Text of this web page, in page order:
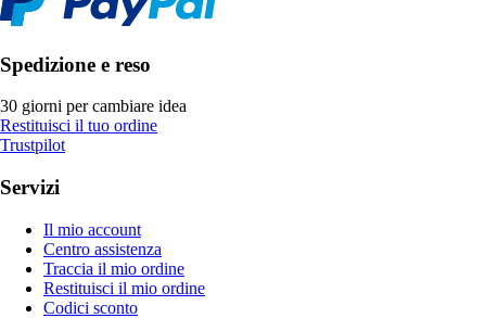
Spedizione e reso
30 giorni per cambiare idea
Restituisci il tuo ordine
Trustpilot
Servizi
Il mio account
Centro assistenza
Traccia il mio ordine
Restituisci il mio ordine
Codici sconto